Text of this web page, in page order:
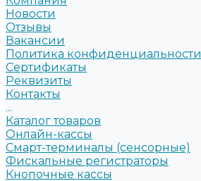
Новости
Отзывы
Вакансии
Политика конфиденциальности
Сертификаты
Реквизиты
Контакты
...
Каталог товаров
Онлайн-кассы
Смарт-терминалы (сенсорные)
Фискальные регистраторы
Кнопочные кассы